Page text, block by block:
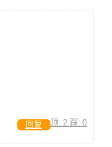
顶: 2 踩: 0
回复